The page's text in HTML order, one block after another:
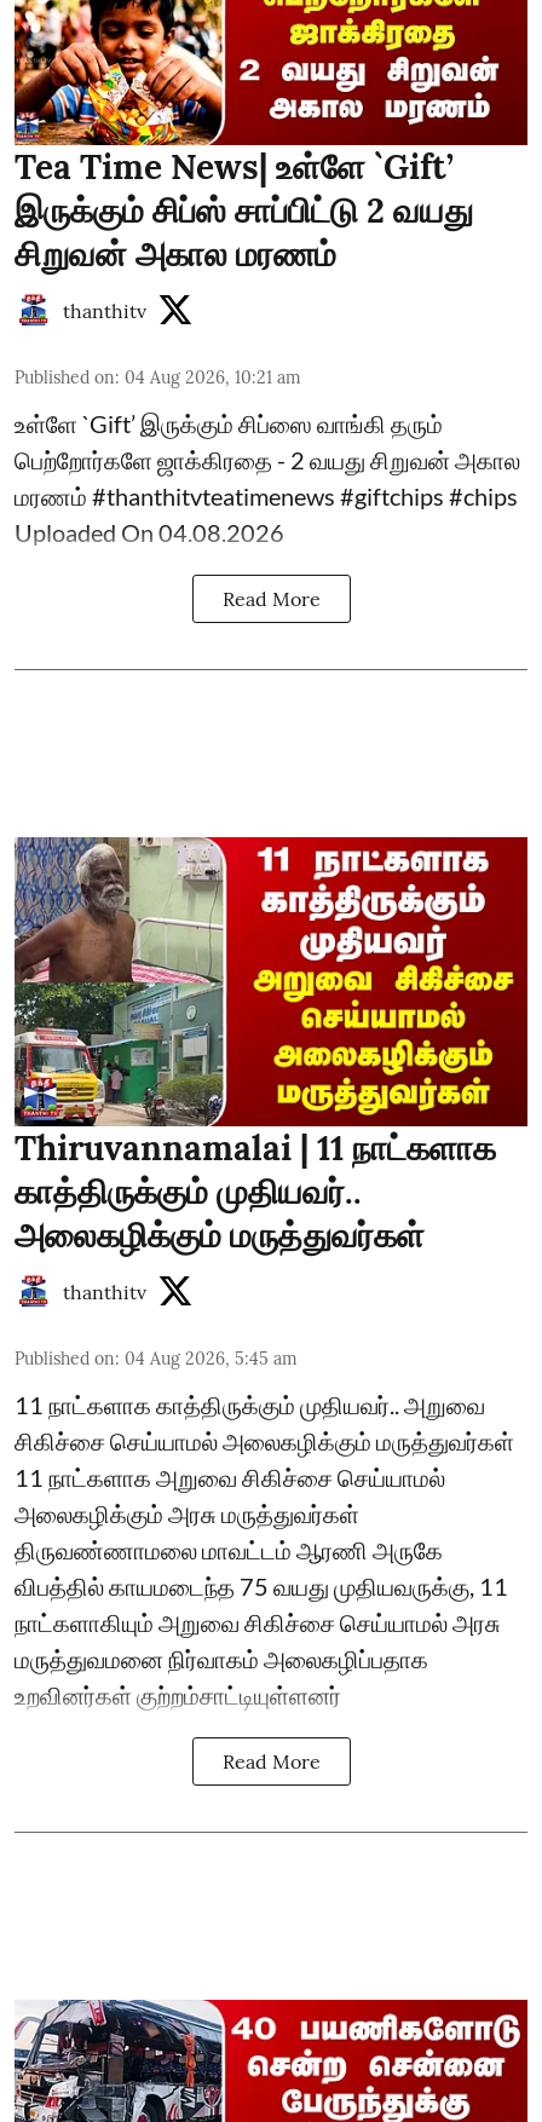
Tea Time News| உள்ளே `Gift’
இருக்கும் சிப்ஸ் சாப்பிட்டு 2 வயது
சிறுவன் அகால மரணம்
thanthitv
Published on: 04 Aug 2026, 10:21 am
உள்ளே `Gift’ இருக்கும் சிப்ஸை வாங்கி தரும்
பெற்றோர்களே ஜாக்கிரதை - 2 வயது சிறுவன் அகால
மரணம் #thanthitvteatimenews #giftchips #chips
Uploaded On 04.08.2026
Read More
Thiruvannamalai | 11 நாட்களாக
காத்திருக்கும் முதியவர்..
அலைகழிக்கும் மருத்துவர்கள்
thanthitv
Published on: 04 Aug 2026, 5:45 am
11 நாட்களாக காத்திருக்கும் முதியவர்.. அறுவை
சிகிச்சை செய்யாமல் அலைகழிக்கும் மருத்துவர்கள்
11 நாட்களாக அறுவை சிகிச்சை செய்யாமல்
அலைகழிக்கும் அரசு மருத்துவர்கள்
திருவண்ணாமலை மாவட்டம் ஆரணி அருகே
விபத்தில் காயமடைந்த 75 வயது முதியவருக்கு, 11
நாட்களாகியும் அறுவை சிகிச்சை செய்யாமல் அரசு
மருத்துவமனை நிர்வாகம் அலைகழிப்பதாக
உறவினர்கள் குற்றம்சாட்டியுள்ளனர்
Read More